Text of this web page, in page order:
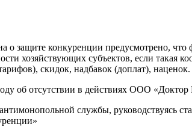
о защите конкуренции предусмотрено,
хозяйствующих субъектов, если
скидок, надбавок (доплат), наценок.
об отсутствии в действиях ООО «Доктор
службы, руководствуясь